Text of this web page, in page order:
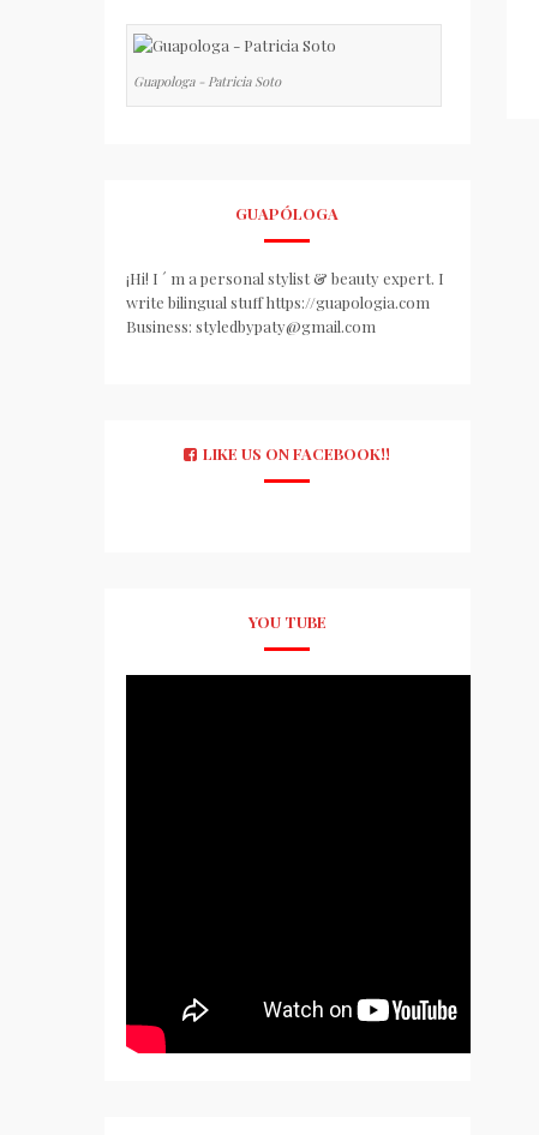
Guapologa - Patricia Soto
GUAPÓLOGA
¡Hi! I ´ m a personal stylist & beauty expert. I
write bilingual stuff https://guapologia.com
Business: styledbypaty@gmail.com
LIKE US ON FACEBOOK!!
YOU TUBE